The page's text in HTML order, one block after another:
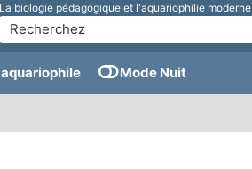
La biologie pédagogique et l'aquariophilie moderne
Mode Nuit